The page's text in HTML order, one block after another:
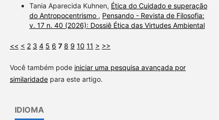
Tania Aparecida Kuhnen, Ética do Cuidado e superação
do Antropocentrismo , Pensando - Revista de Filosofia:
v. 17 n. 40 (2026): Dossiê Ética das Virtudes Ambiental
<< < 2 3 4 5 6 7 8 9 10 11 > >>
Você também pode iniciar uma pesquisa avançada por
similaridadepara este artigo.
IDIOMA